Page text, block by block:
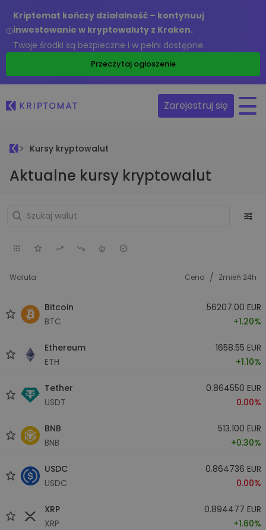
Kriptomat kończy działalność – kontynuuj
inwestowanie w kryptowaluty z Kraken.
Twoje środki są bezpieczne i w pełni dostępne.
Przeczytaj ogłoszenie
Zarejestruj się
Kursy kryptowalut
Aktualne kursy kryptowalut
Waluta Cena / Zmień 24h
Bitcoin
BTC
56207.00 EUR
+1.20%
Ethereum
ETH
1658.55 EUR
+1.10%
Tether
USDT
0.864550 EUR
0.00%
BNB
BNB
513.100 EUR
+0.30%
USDC
USDC
0.864736 EUR
0.00%
XRP
XRP
0.894477 EUR
+1.60%